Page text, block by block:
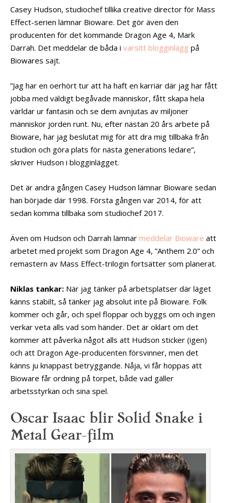
Casey Hudson, studiochef tillika creative director för Mass
Effect-serien lämnar Bioware. Det gör även den
producenten för det kommande Dragon Age 4, Mark
Darrah. Det meddelar de båda i varsitt blogginlägg på
Biowares sajt.
”Jag har en oerhört tur att ha haft en karriär där jag har fått
jobba med väldigt begåvade människor, fått skapa hela
världar ur fantasin och se dem avnjutas av miljoner
människor jorden runt. Nu, efter nästan 20 års arbete på
Bioware, har jag beslutat mig för att dra mig tillbaka från
studion och göra plats för nästa generations ledare”,
skriver Hudson i blogginlägget.
Det är andra gången Casey Hudson lämnar Bioware sedan
han började där 1998. Första gången var 2014, för att
sedan komma tillbaka som studiochef 2017.
Även om Hudson och Darrah lämnar meddelar Bioware att
arbetet med projekt som Dragon Age 4, ”Anthem 2.0” och
remastern av Mass Effect-trilogin fortsätter som planerat.
Niklas tankar: När jag tänker på arbetsplatser där läget
känns stabilt, så tänker jag absolut inte på Bioware. Folk
kommer och går, och spel floppar och byggs om och ingen
verkar veta alls vad som händer. Det är oklart om det
kommer att påverka något alls att Hudson sticker (igen)
och att Dragon Age-producenten försvinner, men det
känns ju knappast betryggande. Nåja, vi får hoppas att
Bioware får ordning på torpet, både vad gäller
arbetsstyrkan och sina spel.
Oscar Isaac blir Solid Snake i
Metal Gear-film